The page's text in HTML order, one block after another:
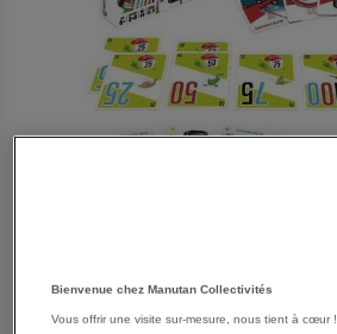
Bienvenue chez Manutan Collectivités
Vous offrir une visite sur-mesure, nous tient à cœur !